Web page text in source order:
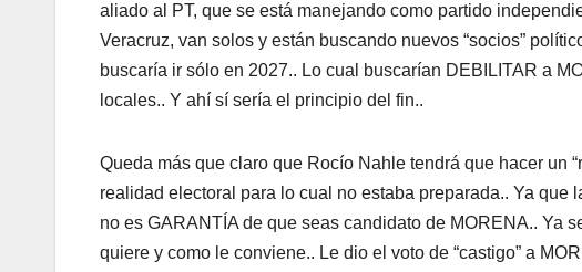
aliado al PT, que se está manejando como partido
Veracruz, van solos y están buscando nuevos “socios”
buscaría ir sólo en 2027.. Lo cual buscarían DEBILITAR a
locales.. Y ahí sí sería el principio del fin..
Queda más que claro que Rocío Nahle tendrá que hacer un
realidad electoral para lo cual no estaba preparada.. Ya
no es GARANTÍA de que seas candidato de MORENA.. Ya
quiere y como le conviene.. Le dio el voto de “castigo” a